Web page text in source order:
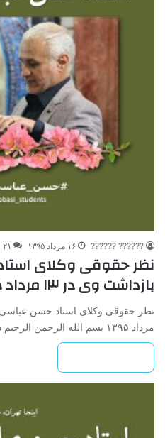
?????? ?????? ۱۶ مرداد ۱۳۹۵ ۲۱
نظر حقوقی وکلای
بازداشت وی در ۱۳ مرداد ۱۳۹۵
مرداد ۱۳۹۵ بسم الله الرحمن الرحیم در خصوص پرونده…